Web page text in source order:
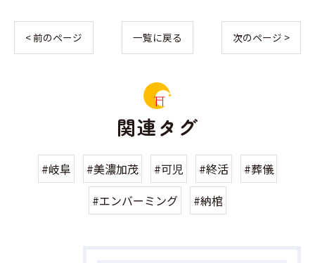
< 前のページ 一覧に戻る 次のページ >
関連タグ
#岐阜 #美濃加茂 #可児 #終活
#葬儀
#エンバーミング
#納棺